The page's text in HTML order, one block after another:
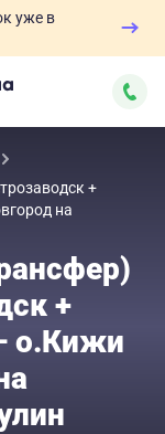
уже в
+
на
+
о.Кижи